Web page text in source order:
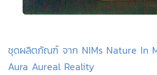
ชุดผลิตภัณฑ์ จาก NIMs Nature In
Aura Aureal Reality